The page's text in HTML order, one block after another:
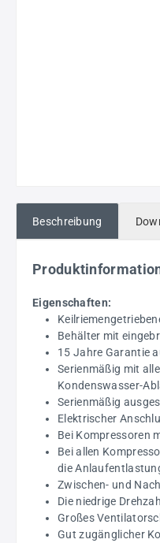
Beschreibung
Eigenschaften:
Behälter mit
15 Jahre Garantie
Serienmäßig mit
Kondenswasser-
Serienmäßig
Elektrischer
Bei Kompressoren
Bei allen
die
Zwischen- und
Die niedrige
Großes
Gut zugänglicher